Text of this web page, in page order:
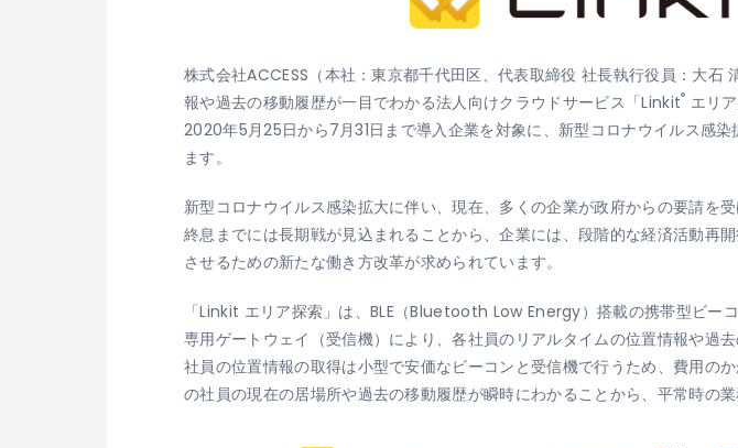
株式会社ACCESS（本社：東京都千代田区、代表取締役 社長執行役員：大
報や過去の移動履歴が一目でわかる法人向けクラウドサービス「Linkit® エリ
2020年5月25日から7月31日まで導入企業を対象に、新型コロナウイルス感
ます。
新型コロナウイルス感染拡大に伴い、現在、多くの企業が政府からの要請を
終息までには長期戦が見込まれることから、企業には、段階的な経済活動再
させるための新たな働き方改革が求められています。
「Linkit エリア探索」は、BLE（Bluetooth Low Energy）搭載の携帯型ビー
専用ゲートウェイ（受信機）により、各社員のリアルタイムの位置情報や過
社員の位置情報の取得は小型で安価なビーコンと受信機で行うため、費用の
の社員の現在の居場所や過去の移動履歴が瞬時にわかることから、平常時の